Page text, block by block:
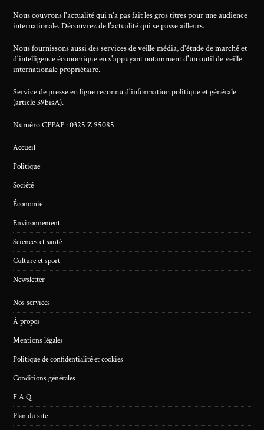
Nous couvrons l'actualité qui n'a pas fait les gros titres pour une audience
internationale. Découvrez de l'actualité qui se passe ailleurs.
Nous fournissons aussi des services de veille média, d'étude de marché et
d'intelligence économique en s'appuyant notamment d'un outil de veille
internationale propriétaire.
Service de presse en ligne reconnu d'information politique et générale
(article 39bisA).
Numéro CPPAP : 0325 Z 95085
Accueil
Politique
Société
Économie
Environnement
Sciences et santé
Culture et sport
Newsletter
Nos services
À propos
Mentions légales
Politique de confidentialité et cookies
Conditions générales
F.A.Q.
Plan du site